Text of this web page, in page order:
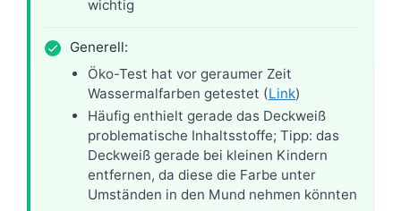
wichtig
Generell:
Öko-Test hat vor geraumer Zeit
Wassermalfarben getestet (Link)
Häufig enthielt gerade das Deckweiß
problematische Inhaltsstoffe; Tipp: das
Deckweiß gerade bei kleinen Kindern
entfernen, da diese die Farbe unter
Umständen in den Mund nehmen könnten